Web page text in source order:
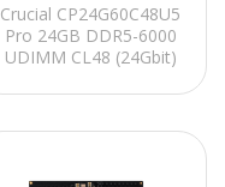
Crucial CP24G60C48U5
Pro 24GB DDR5-6000
UDIMM CL48 (24Gbit)